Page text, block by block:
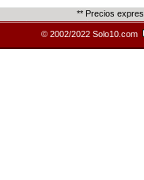
** Precios
© 2002/2022 Solo10.com